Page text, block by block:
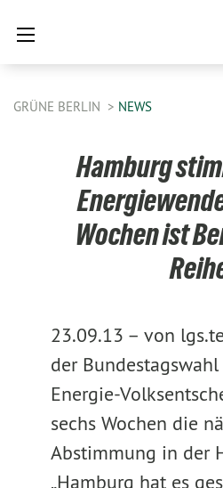
GRÜNE BERLIN NEWS
Hamburg
Wochen ist
23.09.13 – von
der
Energie-
sechs Wochen die
Abstimmung in der
„Hamburg hat es